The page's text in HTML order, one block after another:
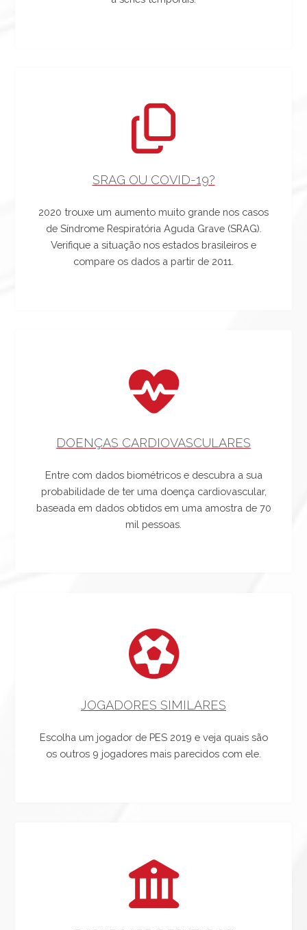
SRAG OU COVID-19?
2020 trouxe um aumento muito grande nos casos
de Síndrome Respiratória Aguda Grave (SRAG).
Verifique a situação nos estados brasileiros e
compare os dados a partir de 2011.
DOENÇAS CARDIOVASCULARES
Entre com dados biométricos e descubra a sua
probabilidade de ter uma doença cardiovascular,
baseada em dados obtidos em uma amostra de 70
mil pessoas.
JOGADORES SIMILARES
Escolha um jogador de PES 2019 e veja quais são
os outros 9 jogadores mais parecidos com ele.